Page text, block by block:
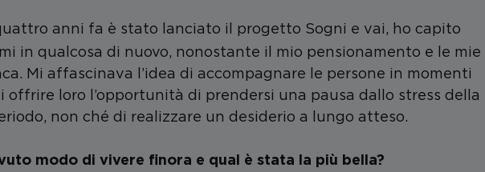
anni fa è stato lanciato il progetto Sogni e vai, ho capito
in qualcosa di nuovo, nonostante il mio pensionamento e le mie
Mi affascinava l’idea di accompagnare le persone in momenti
loro l’opportunità di prendersi una pausa dallo stress della
non ché di realizzare un desiderio a lungo atteso.
modo di vivere finora e qual è stata la più bella?